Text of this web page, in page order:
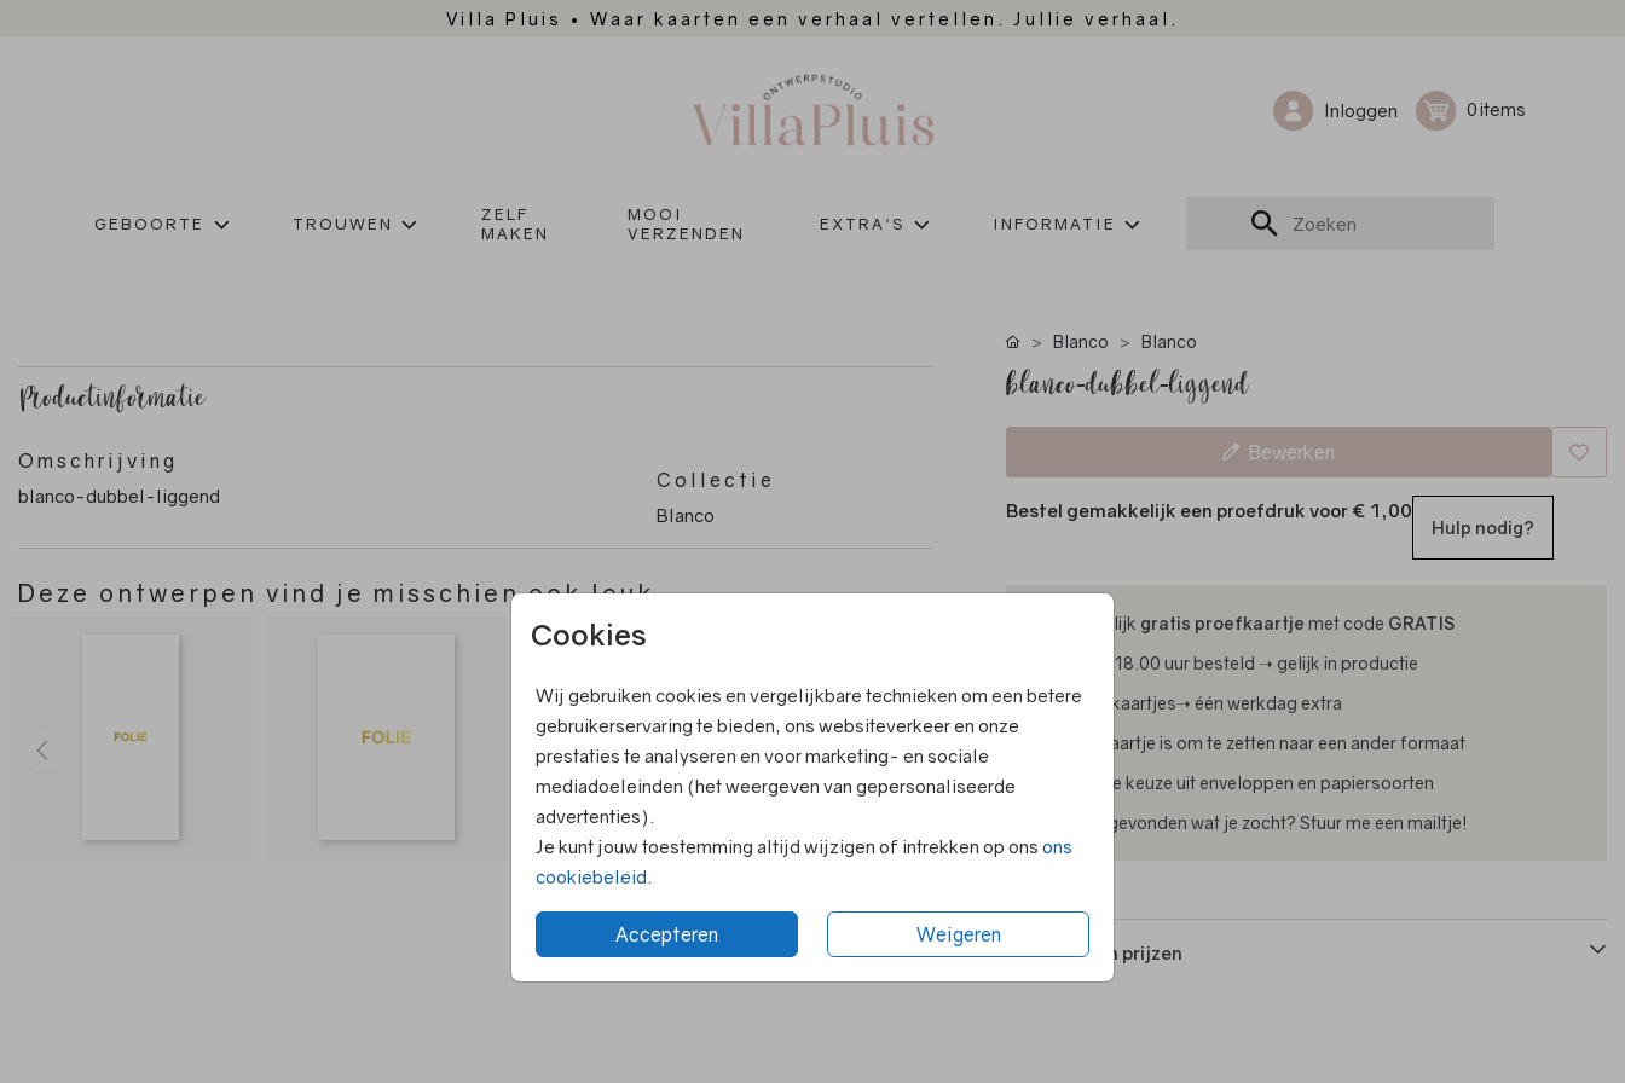
Villa Pluis • Waar kaarten een verhaal vertellen. Jullie verhaal.
Inloggen 0
GEBOORTE TROUWEN
ZELF
MAKEN
MOOI
VERZENDEN
EXTRA'S INFORMATIE
Cookies
Wij gebruiken cookies en vergelijkbare technieken om een betere
gebruikerservaring te bieden, ons websiteverkeer en onze
prestaties te analyseren en voor marketing- en sociale
mediadoeleinden (het weergeven van gepersonaliseerde
advertenties).
Je kunt jouw toestemming altijd wijzigen of intrekken op ons ons
cookiebeleid
Accepteren Weigeren
Productinformatie
Omschrijving
blanco-dubbel-liggend
Collectie
Blanco
Deze ontwerpen vind je misschien ook leuk
Blanco Blanco
blanco-dubbel-liggend
Bewerken
Bestel gemakkelijk een proefdruk voor € 1,00
Hulp nodig?
Tijdelijk gratis proefkaartje met code GRATIS
Voor 18.00 uur besteld ➝ gelijk in productie
Foliekaartjes➝ één werkdag extra
Elk kaartje is om te zetten naar een ander formaat
Ruime keuze uit enveloppen en papiersoorten
Niet gevonden wat je zocht? Stuur me een mailtje!
Formaten en prijzen